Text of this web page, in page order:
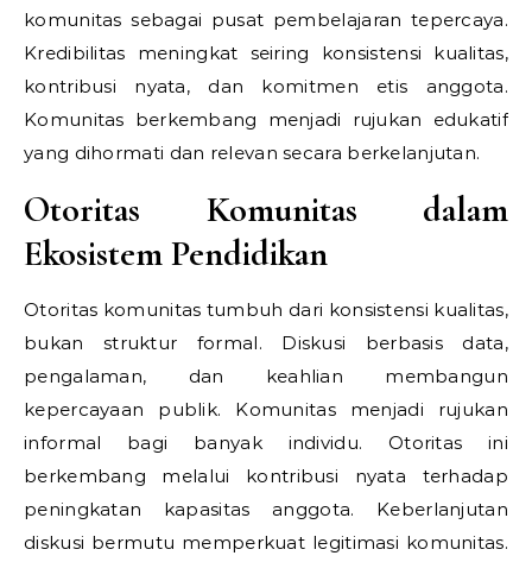
komunitas sebagai pusat pembelajaran tepercaya.
Kredibilitas meningkat seiring konsistensi kualitas,
kontribusi nyata, dan komitmen etis anggota.
Komunitas berkembang menjadi rujukan edukatif
yang dihormati dan relevan secara berkelanjutan.
Otoritas Komunitas dalam
Ekosistem Pendidikan
Otoritas komunitas tumbuh dari konsistensi kualitas,
bukan struktur formal. Diskusi berbasis data,
pengalaman, dan keahlian membangun
kepercayaan publik. Komunitas menjadi rujukan
informal bagi banyak individu. Otoritas ini
berkembang melalui kontribusi nyata terhadap
peningkatan kapasitas anggota. Keberlanjutan
diskusi bermutu memperkuat legitimasi komunitas.